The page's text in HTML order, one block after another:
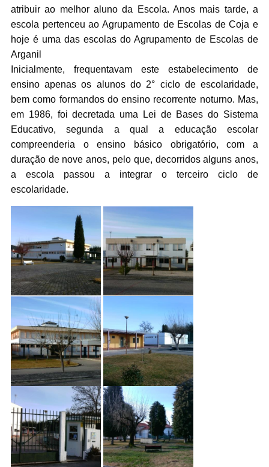
atribuir ao melhor aluno da Escola. Anos mais tarde, a
escola pertenceu ao Agrupamento de Escolas de Coja e
hoje é uma das escolas do Agrupamento de Escolas de
Arganil
Inicialmente, frequentavam este estabelecimento de
ensino apenas os alunos do 2° ciclo de escolaridade,
bem como formandos do ensino recorrente noturno. Mas,
em 1986, foi decretada uma Lei de Bases do Sistema
Educativo, segunda a qual a educação escolar
compreenderia o ensino básico obrigatório, com a
duração de nove anos, pelo que, decorridos alguns anos,
a escola passou a integrar o terceiro ciclo de
escolaridade.